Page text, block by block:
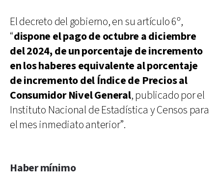
El decreto del gobierno, en su artículo 6º,
“dispone el pago de octubre a diciembre
del 2024, de un porcentaje de incremento
en los haberes equivalente al porcentaje
de incremento del Índice de Precios al
Consumidor Nivel General, publicado por el
Instituto Nacional de Estadística y Censos para
el mes inmediato anterior”.
Haber mínimo